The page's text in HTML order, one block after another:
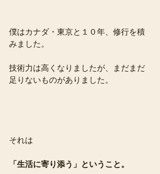
僕はカナダ・東京と１０年、修行を積
みました。
技術力は高くなりましたが、まだまだ
足りないものがありました。
それは
「生活に寄り添う」ということ。